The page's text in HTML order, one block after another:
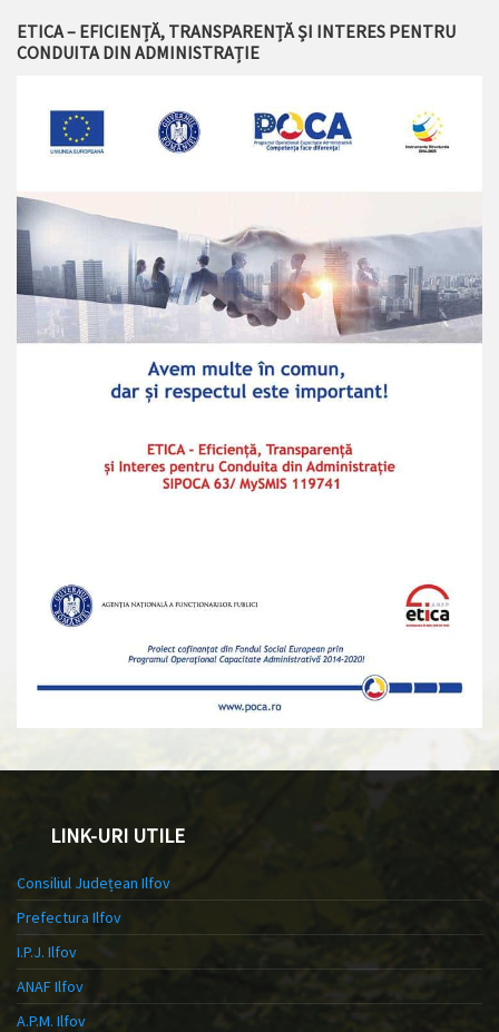
ETICA – EFICIENȚĂ, TRANSPARENȚĂ ȘI INTERES PENTRU
CONDUITA DIN ADMINISTRAȚIE
LINK-URI UTILE
Consiliul Județean Ilfov
Prefectura Ilfov
I.P.J. Ilfov
ANAF Ilfov
A.P.M. Ilfov